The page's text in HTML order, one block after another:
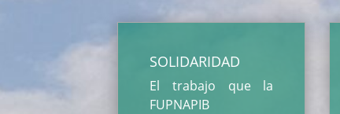
SOLIDARIDAD
El trabajo que la
FUPNAPIB